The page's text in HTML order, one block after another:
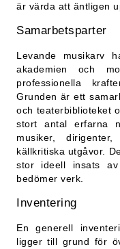
är värda att äntligen
Samarbetsparter
Levande musikarv
akademien och
professionella
Grunden är ett
och teaterbiblioteket
stort antal erfarna
musiker,
källkritiska utgåvor.
stor ideell insats av
bedömer verk.
Inventering
En generell
ligger till grund för